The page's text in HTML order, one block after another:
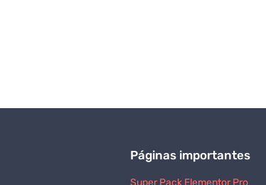
Páginas importantes
Super Pack Elementor Pro